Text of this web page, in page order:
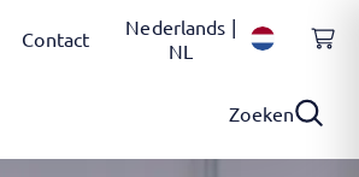
Contact
Nederlands |
NL
Zoeken